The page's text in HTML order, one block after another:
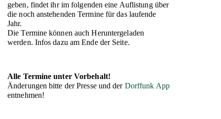
geben, findet ihr im folgenden eine Auflistung über
die noch anstehenden Termine für das laufende
Jahr.
Die Termine können auch Heruntergeladen
werden. Infos dazu am Ende der Seite.
Alle Termine unter Vorbehalt!
Änderungen bitte der Presse und der Dorffunk App
entnehmen!